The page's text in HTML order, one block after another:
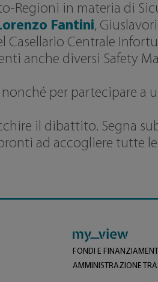
Regioni in materia di
Fantini,
Casellario Centrale
anche diversi Safety
per partecipare a
il dibattito. Segna
ad accogliere tutte
FONDI E
AMMINISTRAZIONE